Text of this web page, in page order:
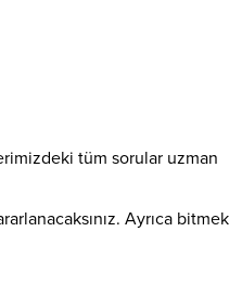
tüm sorular uzman
Ayrıca bitmek